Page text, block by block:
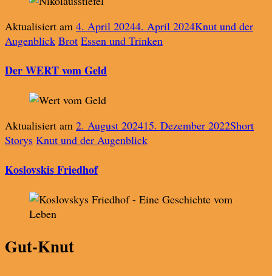
Aktualisiert am 4. April 20244. April 2024Knut und der
Augenblick Brot Essen und Trinken
Der WERT vom Geld
Aktualisiert am 2. August 202415. Dezember 2022Short
Storys Knut und der Augenblick
Koslovskis Friedhof
Gut-Knut